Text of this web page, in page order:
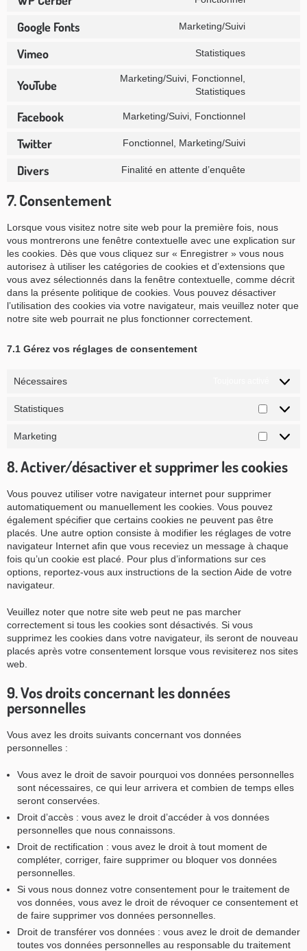
Google Fonts Marketing/Suivi
Vimeo Statistiques
YouTube
Marketing/Suivi, Fonctionnel,
Statistiques
Facebook Marketing/Suivi, Fonctionnel
Twitter Fonctionnel, Marketing/Suivi
Divers Finalité en attente d’enquête
7. Consentement
Lorsque vous visitez notre site web pour la première fois, nous
vous montrerons une fenêtre contextuelle avec une explication sur
les cookies. Dès que vous cliquez sur « Enregistrer » vous nous
autorisez à utiliser les catégories de cookies et d’extensions que
vous avez sélectionnés dans la fenêtre contextuelle, comme décrit
dans la présente politique de cookies. Vous pouvez désactiver
l’utilisation des cookies via votre navigateur, mais veuillez noter que
notre site web pourrait ne plus fonctionner correctement.
7.1 Gérez vos réglages de consentement
Nécessaires
Statistiques
Marketing
8. Activer/désactiver et supprimer les cookies
Vous pouvez utiliser votre navigateur internet pour supprimer
automatiquement ou manuellement les cookies. Vous pouvez
également spécifier que certains cookies ne peuvent pas être
placés. Une autre option consiste à modifier les réglages de votre
navigateur Internet afin que vous receviez un message à chaque
fois qu’un cookie est placé. Pour plus d’informations sur ces
options, reportez-vous aux instructions de la section Aide de votre
navigateur.
Veuillez noter que notre site web peut ne pas marcher
correctement si tous les cookies sont désactivés. Si vous
supprimez les cookies dans votre navigateur, ils seront de nouveau
placés après votre consentement lorsque vous revisiterez nos sites
web.
9. Vos droits concernant les données
personnelles
Vous avez les droits suivants concernant vos données
personnelles :
Vous avez le droit de savoir pourquoi vos données personnelles
sont nécessaires, ce qui leur arrivera et combien de temps elles
seront conservées.
Droit d’accès : vous avez le droit d’accéder à vos données
personnelles que nous connaissons.
Droit de rectification : vous avez le droit à tout moment de
compléter, corriger, faire supprimer ou bloquer vos données
personnelles.
Si vous nous donnez votre consentement pour le traitement de
vos données, vous avez le droit de révoquer ce consentement et
de faire supprimer vos données personnelles.
Droit de transférer vos données : vous avez le droit de demander
toutes vos données personnelles au responsable du traitement